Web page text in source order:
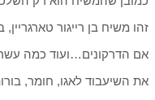
זהו משיח בן רייגור
אם הדרקונים…ועוד כמה
את השיעבוד לאגו, חומר,